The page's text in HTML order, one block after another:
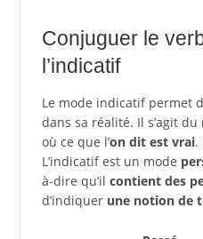
Conjuguer le
l’indicatif
Le mode indicatif permet
dans sa réalité. Il s’agit du
où ce que l’on dit est vrai.
L’indicatif est un mode
à-dire qu’il contient des
d’indiquer une notion de